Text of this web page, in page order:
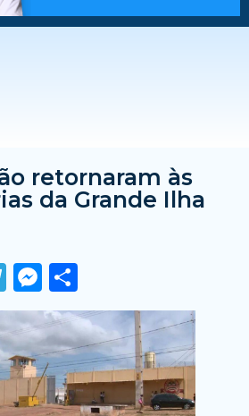
retornaram às
da Grande Ilha
Telegram
Messenger